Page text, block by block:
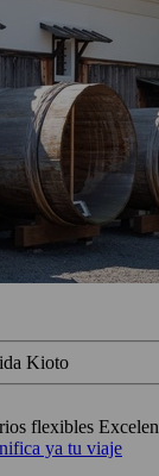
Kioto
flexibles
ya tu viaje